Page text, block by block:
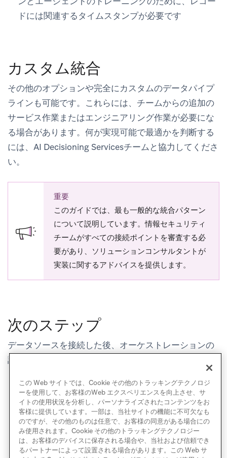
ドには関連するタイムスタンプが必要です
カスタム統合
その他のオプションや完全にカスタムのデータパイプ
ラインも可能です。これらには、チームからの追加の
サービス作業またはエンジニアリング作業が必要にな
る場合があります。何が実現可能で最適かを判断する
には、AI Decisioning Servicesチームと協力してくださ
い。
重要
このガイドでは、最も一般的な統合パターン
について説明しています。情報セキュリティ
チームがすべての接続ポイントを審査する必
要があり、ソリューションコンサルタントが
実装に関するアドバイスを提供します。
次のステップ
データソースを接続した後、オーケストレーションの
設定に進みます：
オーケストレーションを設定する
この Web サイトでは、Cookie その他のトラッキングテクノロジ
ーを使用して、お客様のWeb エクスペリエンスを向上させ、サ
イトの使用状況を分析し、パーソナライズされたコンテンツをお
客様に提供しています。一部は、当社サイトの機能に不可欠なも
のですが、その他のものは任意で、お客様の同意がある場合にの
み使用されます。Cookie その他のトラッキングテクノロジー
は、お客様のデバイスに保存される場合や、当社および信頼でき
るパートナーによって設置される場合があります。この Web サ